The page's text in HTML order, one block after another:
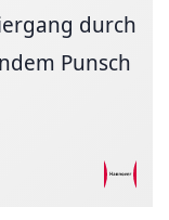
durch
Punsch